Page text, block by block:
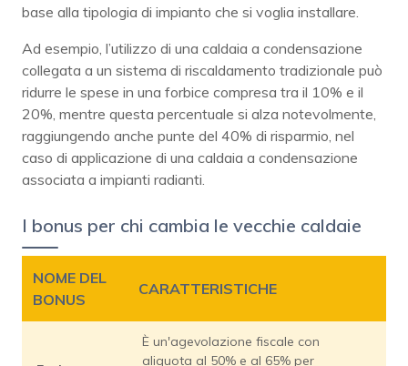
base alla tipologia di impianto che si voglia installare.
Ad esempio, l’utilizzo di una caldaia a condensazione
collegata a un sistema di riscaldamento tradizionale può
ridurre le spese in una forbice compresa tra il 10% e il
20%, mentre questa percentuale si alza notevolmente,
raggiungendo anche punte del 40% di risparmio, nel
caso di applicazione di una caldaia a condensazione
associata a impianti radianti.
I bonus per chi cambia le vecchie caldaie
NOME DEL
BONUS
CARATTERISTICHE
È un'agevolazione fiscale con
aliquota al 50% e al 65% per